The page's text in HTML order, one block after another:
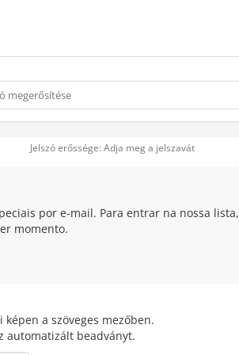
Jelszó erőssége: Adja meg a jelszavát
por e-mail. Para entrar na nossa lista,
momento.
a szöveges mezőben.
automatizált beadványt.